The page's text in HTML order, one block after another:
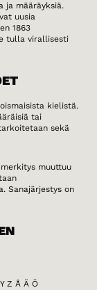
ja määräyksiä.
uusia
1863
tulla virallisesti
kielistä.
tai
sekä
muuttuu
Sanajärjestys on
Z Å Ä Ö